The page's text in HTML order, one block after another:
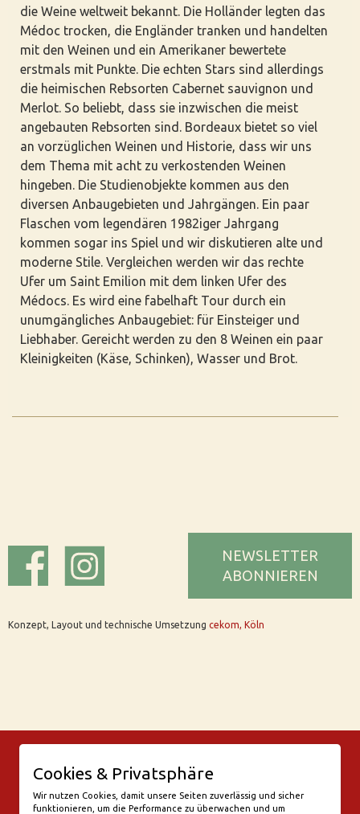
die Weine weltweit bekannt. Die Holländer legten das
Médoc trocken, die Engländer tranken und handelten
mit den Weinen und ein Amerikaner bewertete
erstmals mit Punkte. Die echten Stars sind allerdings
die heimischen Rebsorten Cabernet sauvignon und
Merlot. So beliebt, dass sie inzwischen die meist
angebauten Rebsorten sind. Bordeaux bietet so viel
an vorzüglichen Weinen und Historie, dass wir uns
dem Thema mit acht zu verkostenden Weinen
hingeben. Die Studienobjekte kommen aus den
diversen Anbaugebieten und Jahrgängen. Ein paar
Flaschen vom legendären 1982iger Jahrgang
kommen sogar ins Spiel und wir diskutieren alte und
moderne Stile. Vergleichen werden wir das rechte
Ufer um Saint Emilion mit dem linken Ufer des
Médocs. Es wird eine fabelhaft Tour durch ein
unumgängliches Anbaugebiet: für Einsteiger und
Liebhaber. Gereicht werden zu den 8 Weinen ein paar
Kleinigkeiten (Käse, Schinken), Wasser und Brot.
Konzept, Layout und technische Umsetzung cekom, Köln
NEWSLETTER
ABONNIEREN
Friesenwall 58
50672 Köln
Cookies & Privatsphäre
Wir nutzen Cookies, damit unsere Seiten zuverlässig und sicher
funktionieren, um die Performance zu überwachen und um